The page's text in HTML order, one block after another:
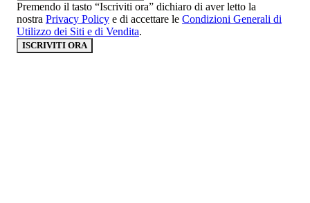
Premendo il tasto “Iscriviti ora” dichiaro di aver letto la
nostra Privacy Policy e di accettare le Condizioni Generali di
Utilizzo dei Siti e di Vendita.
ISCRIVITI ORA